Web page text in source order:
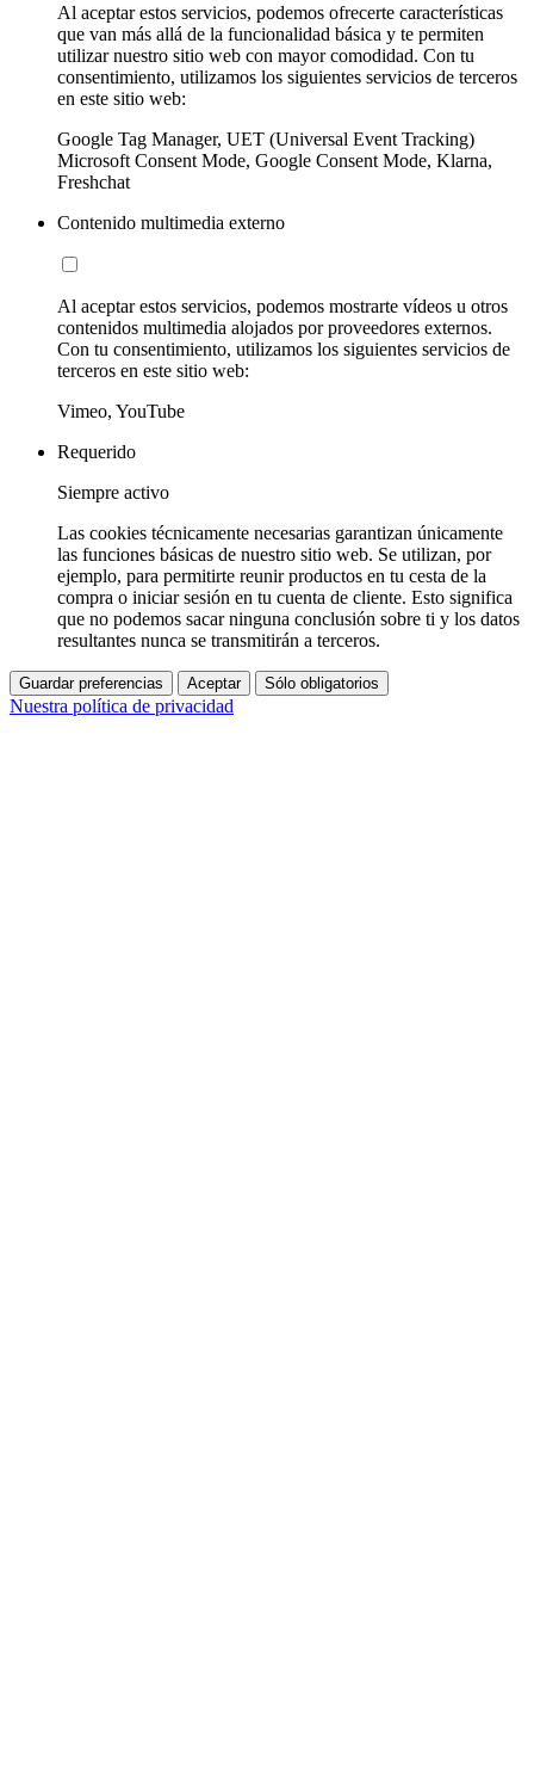
Al aceptar estos servicios, podemos ofrecerte características
que van más allá de la funcionalidad básica y te permiten
utilizar nuestro sitio web con mayor comodidad. Con tu
consentimiento, utilizamos los siguientes servicios de terceros
en este sitio web:
Google Tag Manager, UET (Universal Event Tracking)
Microsoft Consent Mode, Google Consent Mode, Klarna,
Freshchat
Contenido multimedia externo
Al aceptar estos servicios, podemos mostrarte vídeos u otros
contenidos multimedia alojados por proveedores externos.
Con tu consentimiento, utilizamos los siguientes servicios de
terceros en este sitio web:
Vimeo, YouTube
Requerido
Siempre activo
Las cookies técnicamente necesarias garantizan únicamente
las funciones básicas de nuestro sitio web. Se utilizan, por
ejemplo, para permitirte reunir productos en tu cesta de la
compra o iniciar sesión en tu cuenta de cliente. Esto significa
que no podemos sacar ninguna conclusión sobre ti y los datos
resultantes nunca se transmitirán a terceros.
Guardar preferencias Aceptar Sólo obligatorios
Nuestra política de privacidad